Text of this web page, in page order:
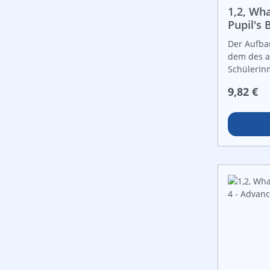
und
1,2,
Pupil's
Der
dem des
und
9,82 €